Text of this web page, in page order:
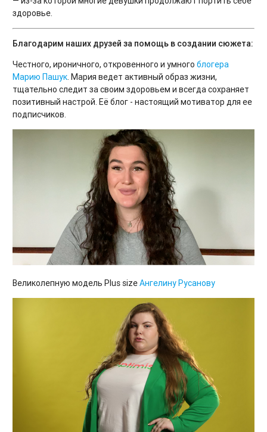
здоровье.
Благодарим наших друзей за помощь в создании сюжета:
Честного, ироничного, откровенного и умного блогера
Марию Пашук. Мария ведет активный образ жизни,
тщательно следит за своим здоровьем и всегда сохраняет
позитивный настрой. Её блог - настоящий мотиватор для ее
подписчиков.
Великолепную модель Plus sizeАнгелину Русанову